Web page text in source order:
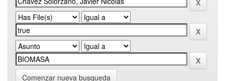
Comenzar nueva busqueda